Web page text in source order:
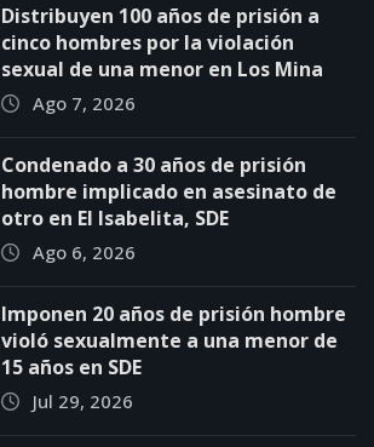
Distribuyen 100 años de prisión a
cinco hombres por la violación
sexual de una menor en Los Mina
Ago 7, 2026
Condenado a 30 años de prisión
hombre implicado en asesinato de
otro en El Isabelita, SDE
Ago 6, 2026
Imponen 20 años de prisión hombre
violó sexualmente a una menor de
15 años en SDE
Jul 29, 2026